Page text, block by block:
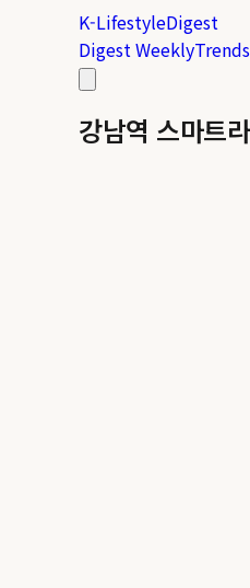
K-LifestyleDigest
Digest WeeklyTrends
강남역 스마트